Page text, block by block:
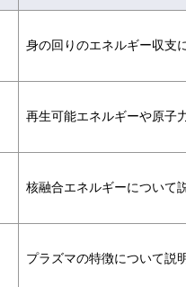
身の回りのエネルギー収支
再生可能エネルギーや原子
核融合エネルギーについて
プラズマの特徴について説